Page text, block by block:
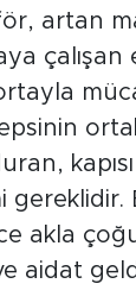
artan
gereklidir.
akla
aidat